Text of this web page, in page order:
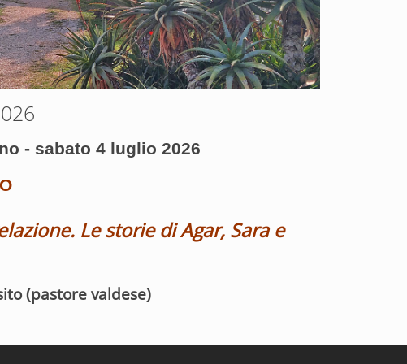
- sabato 4 luglio 2026
Le storie di Agar, Sara e
(pastore valdese)